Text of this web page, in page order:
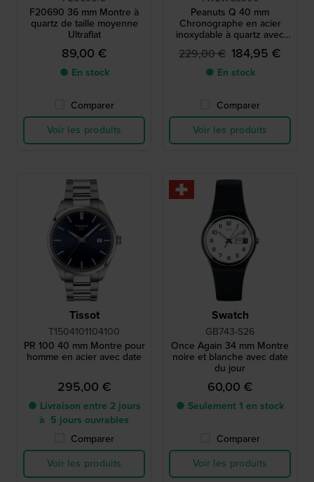
F20690 36 mm Montre à
quartz de taille moyenne
Ultraflat
89,00 €
● En stock
Comparer
Voir les produits
Peanuts Q 40 mm
Chronographe en acier
inoxydable à quartz avec
date.
229,00 € 184,95 €
● En stock
Comparer
Voir les produits
Tissot
T1504101104100
PR 100 40 mm Montre pour
homme en acier avec date
295,00 €
● Livraison entre 2 jours
à 5 jours ouvrables
Comparer
Voir les produits
Swatch
GB743-S26
Once Again 34 mm Montre
noire et blanche avec date
du jour
60,00 €
● Seulement 1 en stock
Comparer
Voir les produits